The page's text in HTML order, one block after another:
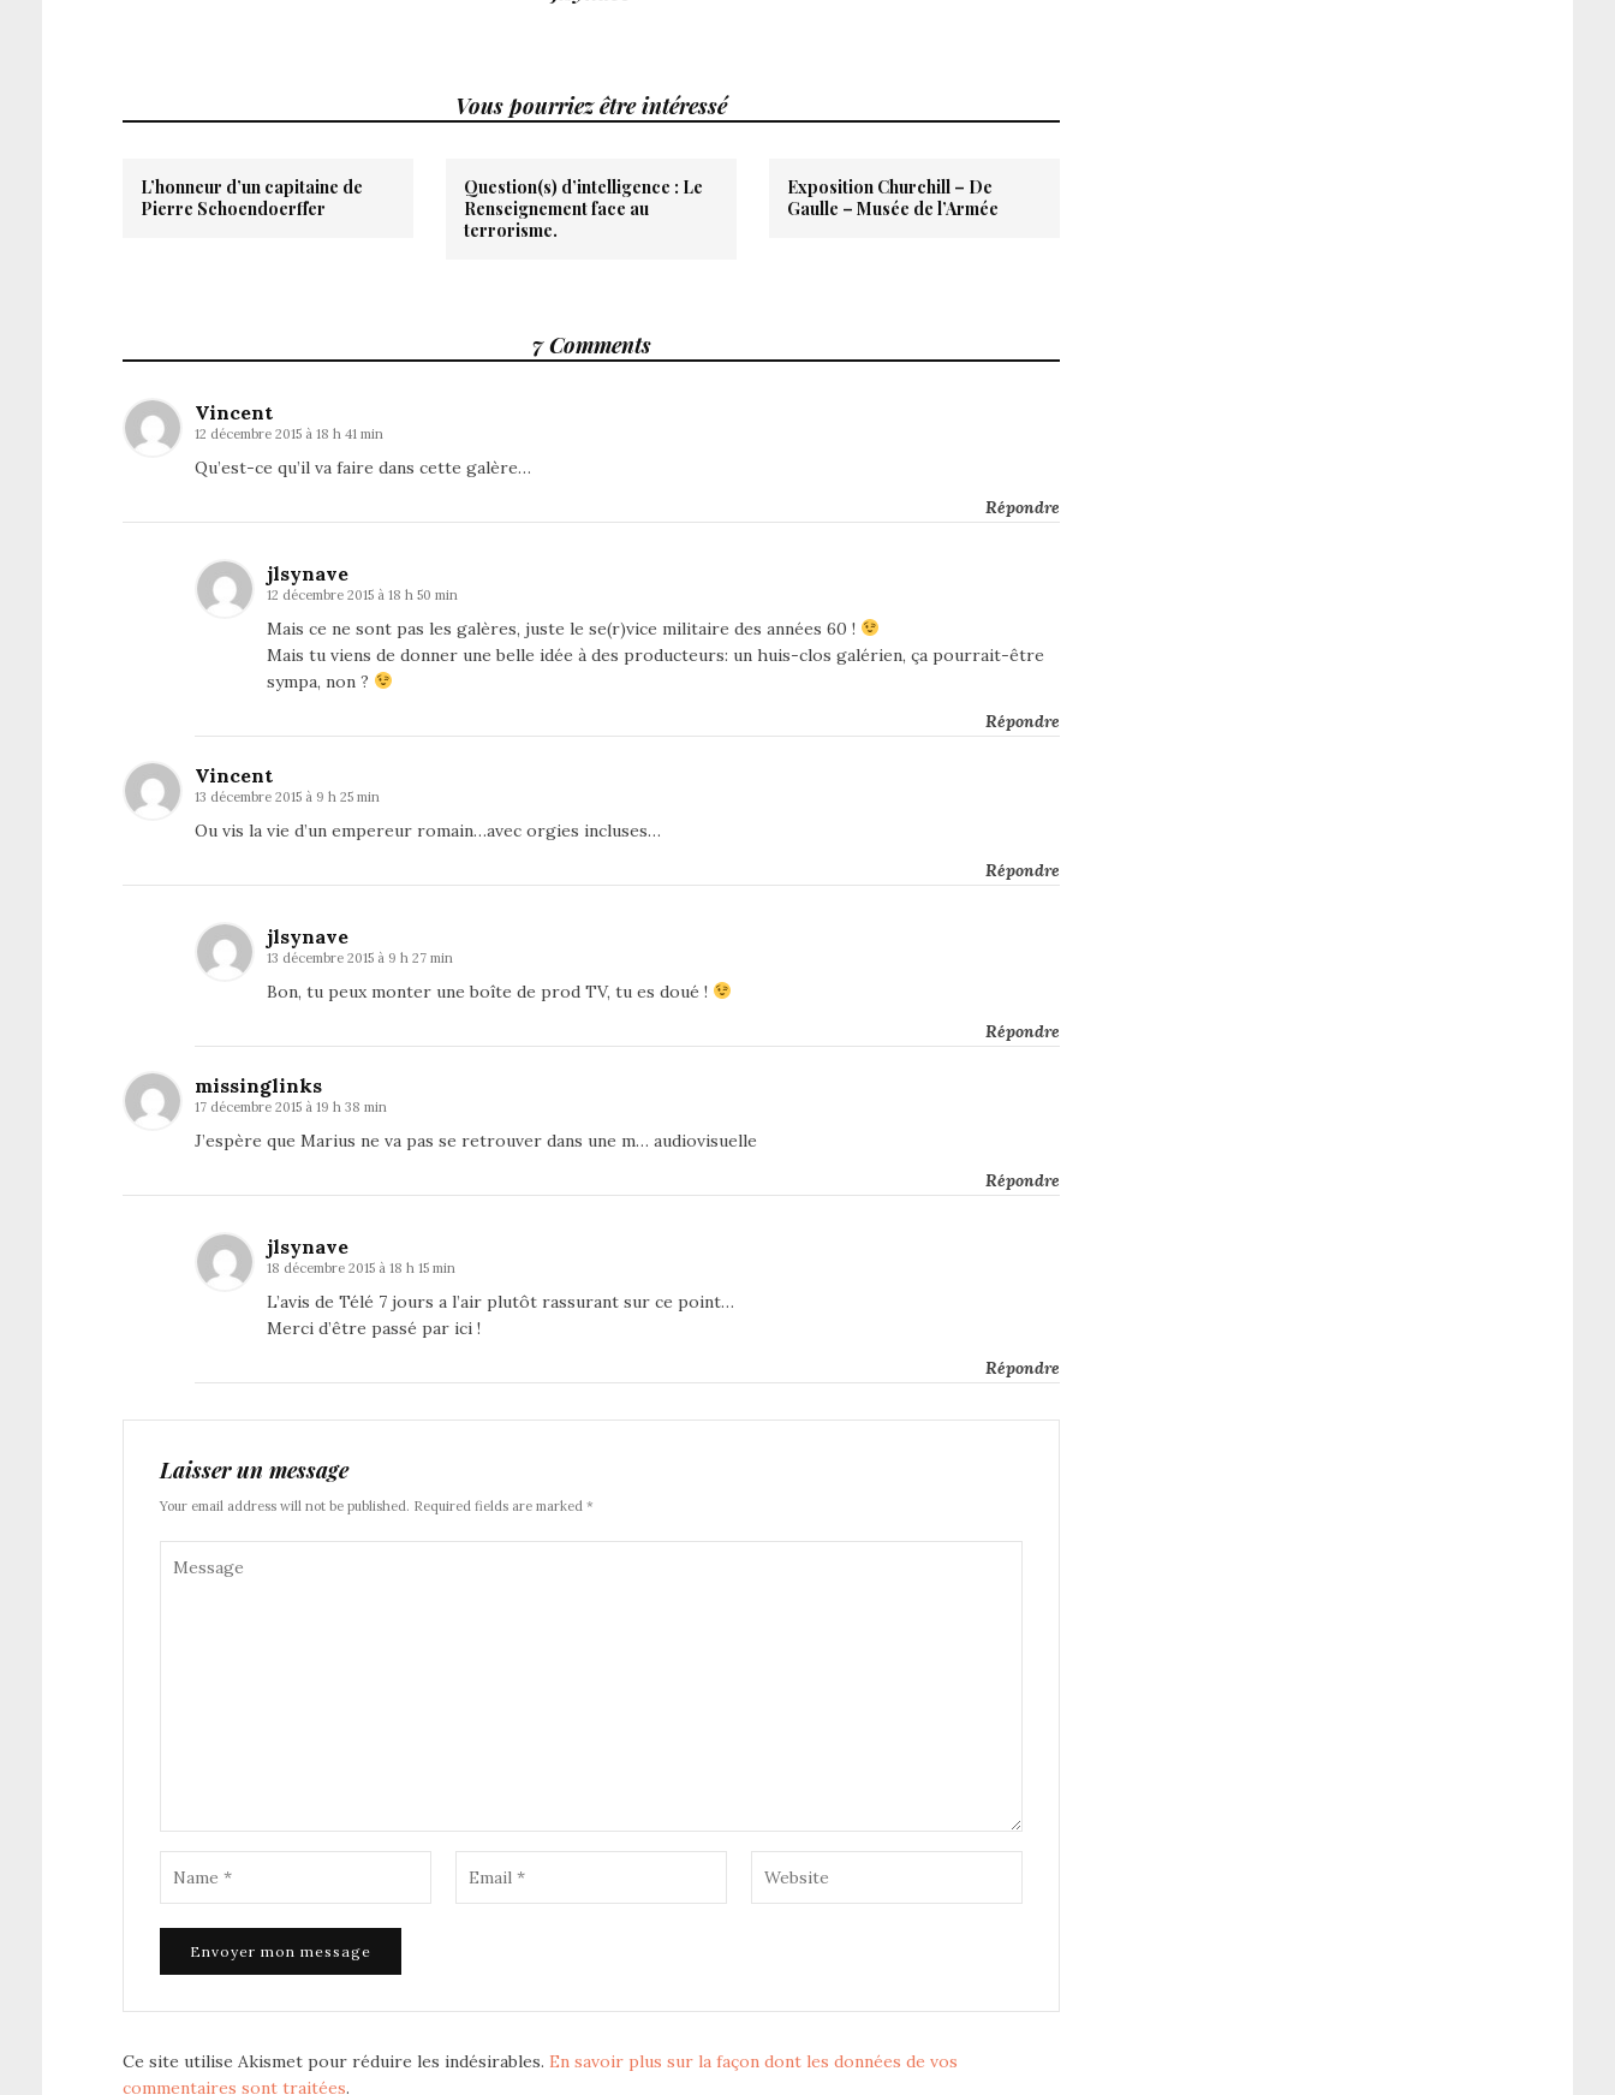
Vous pourriez être intéressé
L’honneur d’un capitaine de
Pierre Schoendoerffer
Question(s) d’intelligence : Le
Renseignement face au
terrorisme.
Exposition Churchill – De
Gaulle – Musée de l’Armée
7 Comments
Vincent
12 décembre 2015 à 18 h 41 min
Qu’est-ce qu’il va faire dans cette galère…
Répondre
jlsynave
12 décembre 2015 à 18 h 50 min
Mais ce ne sont pas les galères, juste le se(r)vice militaire des années 60 !
Mais tu viens de donner une belle idée à des producteurs: un huis-clos galérien, ça pourrait-être
sympa, non ?
Répondre
Vincent
13 décembre 2015 à 9 h 25 min
Ou vis la vie d’un empereur romain…avec orgies incluses…
Répondre
jlsynave
13 décembre 2015 à 9 h 27 min
Bon, tu peux monter une boîte de prod TV, tu es doué !
Répondre
missinglinks
17 décembre 2015 à 19 h 38 min
J’espère que Marius ne va pas se retrouver dans une m… audiovisuelle
Répondre
jlsynave
18 décembre 2015 à 18 h 15 min
L’avis de Télé 7 jours a l’air plutôt rassurant sur ce point…
Merci d’être passé par ici !
Répondre
Laisser un message
Your email address will not be published. Required fields are marked *
Ce site utilise Akismet pour réduire les indésirables. En savoir plus sur la façon dont les données de vos
commentaires sont traitées.